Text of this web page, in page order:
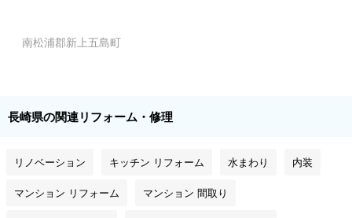
南松浦郡新上五島町
長崎県の関連リフォーム・修理
リノベーション キッチン リフォーム 水まわり 内装
マンション リフォーム マンション 間取り